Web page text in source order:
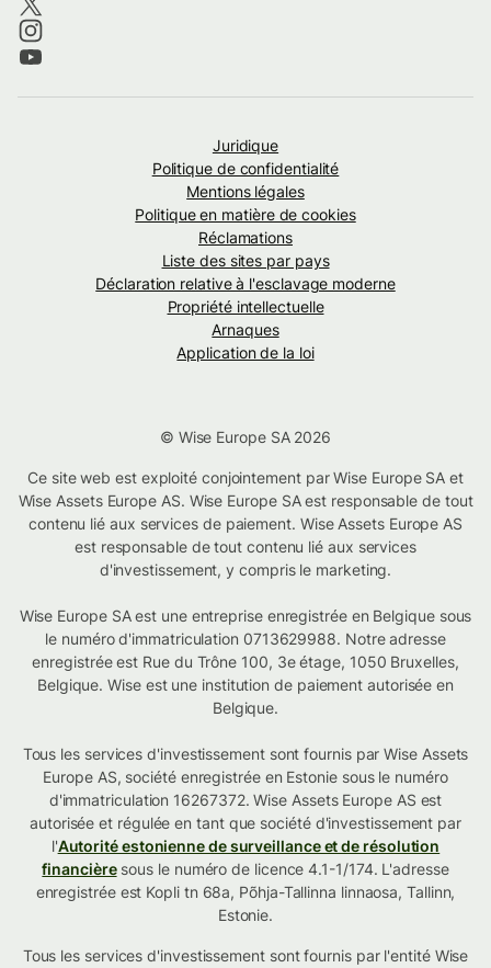
Juridique
Politique de confidentialité
Mentions légales
Politique en matière de cookies
Réclamations
Liste des sites par pays
Déclaration relative à l'esclavage moderne
Propriété intellectuelle
Arnaques
Application de la loi
© Wise Europe SA 2026
Ce site web est exploité conjointement par Wise Europe SA et
Wise Assets Europe AS. Wise Europe SA est responsable de tout
contenu lié aux services de paiement. Wise Assets Europe AS
est responsable de tout contenu lié aux services
d'investissement, y compris le marketing.
Wise Europe SA est une entreprise enregistrée en Belgique sous
le numéro d'immatriculation 0713629988. Notre adresse
enregistrée est Rue du Trône 100, 3e étage, 1050 Bruxelles,
Belgique. Wise est une institution de paiement autorisée en
Belgique.
Tous les services d'investissement sont fournis par Wise Assets
Europe AS, société enregistrée en Estonie sous le numéro
d'immatriculation 16267372. Wise Assets Europe AS est
autorisée et régulée en tant que société d'investissement par
l'Autorité estonienne de surveillance et de résolution
financièresous le numéro de licence 4.1-1/174. L'adresse
enregistrée est Kopli tn 68a, Põhja-Tallinna linnaosa, Tallinn,
Estonie.
Tous les services d'investissement sont fournis par l'entité Wise